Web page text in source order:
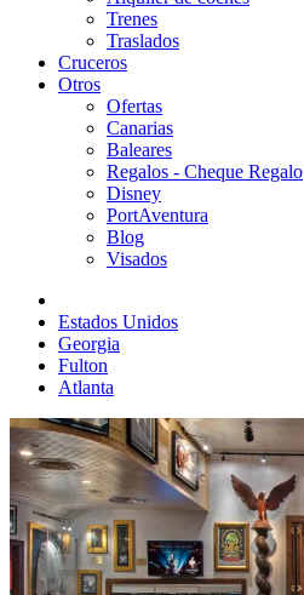
Trenes
Traslados
Cruceros
Otros
Ofertas
Canarias
Baleares
Regalos - Cheque Regalo
Disney
PortAventura
Blog
Visados
Estados Unidos
Georgia
Fulton
Atlanta